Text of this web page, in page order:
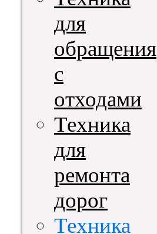
для
обращения
с
отходами
Техника
для
ремонта
дорог
Техника